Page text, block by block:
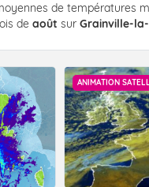
de températures
de août sur Grainville-
ANIMATION